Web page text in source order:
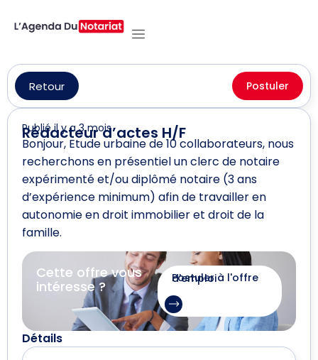
Retour Postuler
Rédacteur d’actes H/F
Publié il y a 3 mois
Bonjour, Etude urbaine de 10 collaborateurs, nous
recherchons en présentiel un clerc de notaire
expérimenté et/ou diplômé notaire (3 ans
d’expérience minimum) afin de travailler en
autonomie en droit immobilier et droit de la
famille.
Cette offre vous
intéresse ?
Postuler à l'offre d'emploi
Détails